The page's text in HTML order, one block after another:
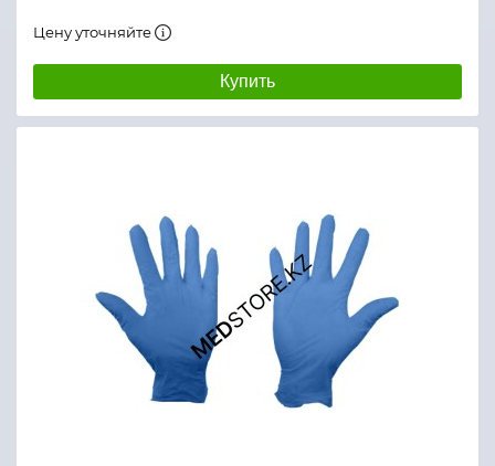
Цену уточняйте
Купить